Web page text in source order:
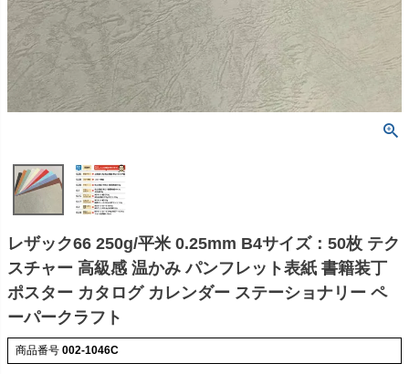
レザック66 250g/平米 0.25mm B4サイズ：50枚 テク
スチャー 高級感 温かみ パンフレット表紙 書籍装丁
ポスター カタログ カレンダー ステーショナリー ペ
ーパークラフト
商品番号 002-1046C